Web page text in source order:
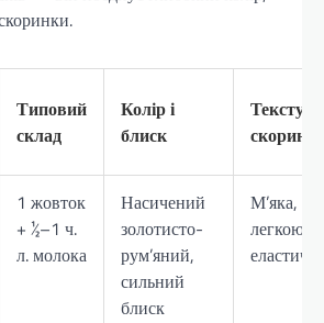
Типовий
склад
Колір і
блиск
Текстура
1 жовток
+ ½–1 ч.
л. молока
Насичений
золотисто-
рум’яний,
сильний
блиск
М’яка,
легкою